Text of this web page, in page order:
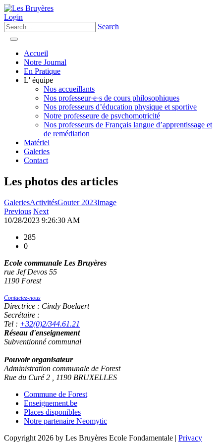
Login
Search
Accueil
Notre Journal
En Pratique
L' équipe
Nos accueillants
Nos professeur·e·s de cours philosophiques
Nos professeurs d’éducation physique et sportive
Notre professeure de psychomotricité
Nos professeurs de Français langue d’apprentissage et
de remédiation
Matériel
Galeries
Contact
Les photos des articles
GaleriesActivitésGouter 2023Image
Previous Next
10/28/2023 9:26:30 AM
285
0
Ecole communale Les Bruyères
rue Jef Devos 55
1190 Forest
Contactez-nous
Directrice : Cindy Boelaert
Secrétaire :
Tel : +32(0)2/344.61.21
Réseau d'enseignement
Subventionné communal
Pouvoir organisateur
Administration communale de Forest
Rue du Curé 2 , 1190 BRUXELLES
Commune de Forest
Enseignement.be
Places disponibles
Notre partenaire Neomytic
Copyright 2026 by Les Bruyères Ecole Fondamentale | Privacy